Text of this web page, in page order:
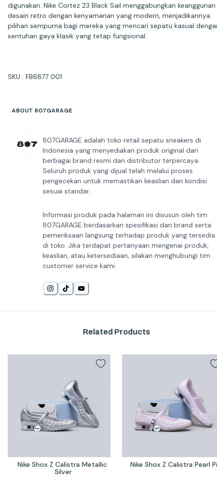
digunakan. Nike Cortez 23 Black Sail menggabungkan keanggunan
desain retro dengan kenyamanan yang modern, menjadikannya
pilihan sempurna bagi mereka yang mencari sepatu kasual
sentuhan gaya klasik yang tetap fungsional.
SKU : FB6877 001
ABOUT 807GARAGE
807GARAGE adalah toko retail sepatu sneakers di
Indonesia yang menyediakan produk original dari
berbagai brand resmi dan distributor terpercaya.
Seluruh produk yang dijual telah melalui proses
pengecekan untuk memastikan keaslian dan kondisi
sesuai standar.
Informasi produk pada halaman ini disusun oleh tim
807GARAGE berdasarkan spesifikasi dari brand serta
pemeriksaan langsung terhadap produk yang tersedia
di toko. Jika terdapat pertanyaan mengenai produk,
keaslian, atau ketersediaan, silakan menghubungi tim
customer service kami.
Related Products
Nike Shox Z Calistra Metallic
Silver
Nike Shox Z Calistra Pearl